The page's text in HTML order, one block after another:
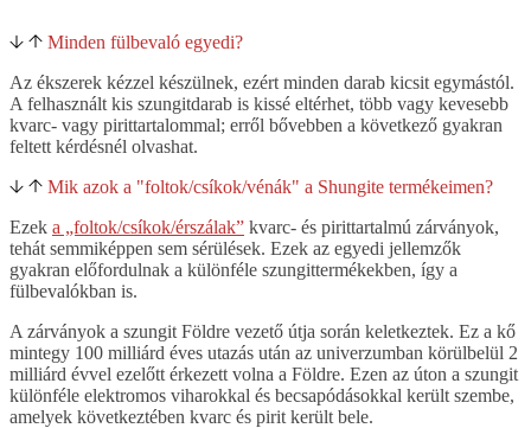
Minden fülbevaló egyedi?
Az ékszerek kézzel készülnek, ezért minden darab kicsit egymástól.
A felhasznált kis szungitdarab is kissé eltérhet, több vagy kevesebb
kvarc- vagy pirittartalommal; erről bővebben a következő gyakran
feltett kérdésnél olvashat.
Mik azok a "foltok/csíkok/vénák" a Shungite termékeimen?
Ezek a „foltok/csíkok/érszálak” kvarc- és pirittartalmú zárványok,
tehát semmiképpen sem sérülések. Ezek az egyedi jellemzők
gyakran előfordulnak a különféle szungittermékekben, így a
fülbevalókban is.
A zárványok a szungit Földre vezető útja során keletkeztek. Ez a kő
mintegy 100 milliárd éves utazás után az univerzumban körülbelül 2
milliárd évvel ezelőtt érkezett volna a Földre. Ezen az úton a szungit
különféle elektromos viharokkal és becsapódásokkal került szembe,
amelyek következtében kvarc és pirit került bele.